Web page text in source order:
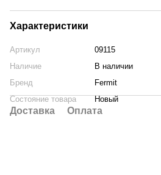
Характеристики
Артикул
09115
Наличие
В наличии
Бренд
Fermit
Состояние товара
Новый
Доставка Оплата